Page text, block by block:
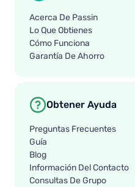
Acerca De Passin
Lo Que Obtienes
Cómo Funciona
Garantía De Ahorro
Obtener Ayuda
Preguntas Frecuentes
Guía
Blog
Información Del Contacto
Consultas De Grupo